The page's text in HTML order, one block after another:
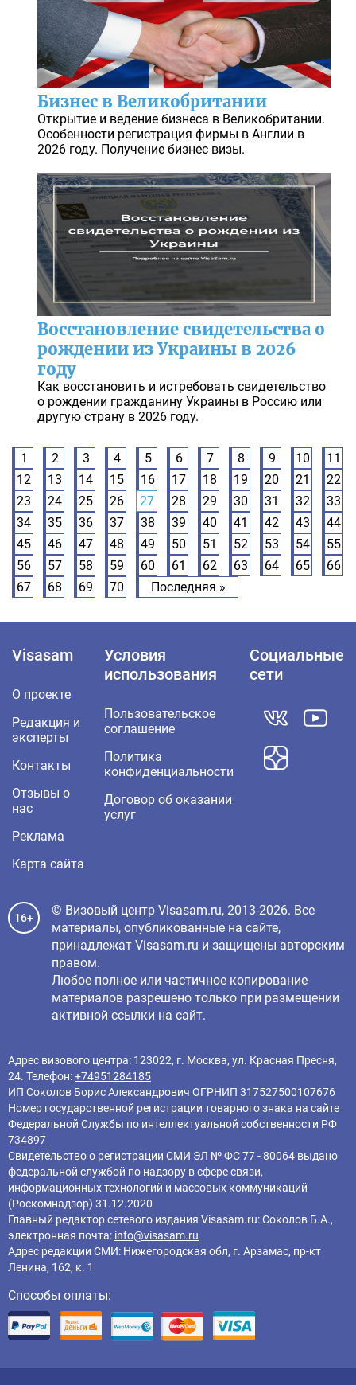
Бизнес в Великобритании
Открытие и ведение бизнеса в Великобритании.
Особенности регистрация фирмы в Англии в
2026 году. Получение бизнес визы.
Восстановление свидетельства о
рождении из Украины в 2026
году
Как восстановить и истребовать свидетельство
о рождении гражданину Украины в Россию или
другую страну в 2026 году.
1 2 3 4 5 6 7 8 9 10
11
12
13 14 15 16 17 18 19 20 21
22
23
24 25 26 27 28 29 30 31 32
33
34
35 36 37 38 39 40 41 42 43
44
45
46 47 48 49 50 51 52 53 54
55
56
57 58 59 60 61 62 63 64 65
66
67
68 69 70 Последняя »
Visasam
О проекте
Редакция и
эксперты
Контакты
Отзывы о
нас
Реклама
Карта сайта
Условия
использования
Пользовательское
соглашение
Политика
конфиденциальности
Договор об оказании
услуг
Социальные
сети
16+
© Визовый центр Visasam.ru, 2013-2026. Все
материалы, опубликованные на сайте,
принадлежат Visasam.ru и защищены авторским
правом.
Любое полное или частичное копирование
материалов разрешено только при размещении
активной ссылки на сайт.
Адрес визового центра: 123022, г. Москва, ул. Красная Пресня,
24. Телефон:+74951284185
ИП Соколов Борис Александрович ОГРНИП 317527500107676
Номер государственной регистрации товарного знака на сайте
Федеральной Службы по интеллектуальной собственности РФ
734897
Свидетельство о регистрации СМИ ЭЛ № ФС 77 - 80064 выдано
федеральной службой по надзору в сфере связи,
информационных технологий и массовых коммуникаций
(Роскомнадзор) 31.12.2020
Главный редактор cетевого издания Visasam.ru: Соколов Б.А.,
электронная почта: info@visasam.ru
Адрес редакции СМИ: Нижегородская обл, г. Арзамас, пр-кт
Ленина, 162, к. 1
Способы оплаты: